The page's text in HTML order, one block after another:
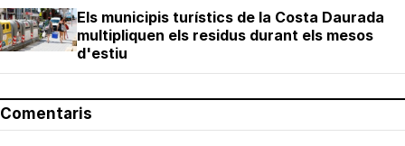
Els municipis turístics de la Costa Daurada
multipliquen els residus durant els mesos
d'estiu
Comentaris